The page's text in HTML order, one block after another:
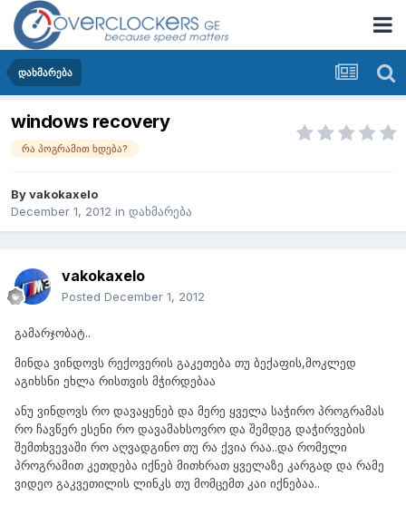
დახმარება
windows recovery
რა პოგრამით ხდება?
Byvakokaxelo
December 1, 2012 in დახმარება
vakokaxelo
Posted December 1, 2012
გამარჯობატ..
მინდა ვინდოვს რექოვერის გაკეთება თუ ბექაფის,მოკლედ
აგიხსნი ეხლა რისთვის მჭირდებაა
ანუ ვინდოვს რო დავაყენებ და მერე ყველა საჭირო პროგრამას
რო ჩავწერ ესენი რო დავამახსოვრო და შემდეგ დაჭირვების
შემთხვევაში რო აღვადგინო თუ რა ქვია რაა..და რომელი
პროგრამით კეთდება იქნებ მითხრათ ყველაზე კარგად და რამე
ვიდეო გაკვეთილის ლინკს თუ მომცემთ კაი იქნებაა..